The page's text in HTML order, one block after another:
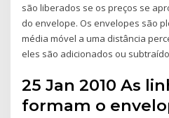
são liberados se os preços se
do envelope. Os envelopes são
média móvel a uma distância
eles são adicionados ou
25 Jan 2010 As
formam o